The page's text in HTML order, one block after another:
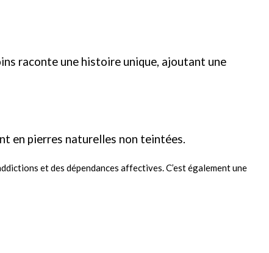
raconte une histoire unique, ajoutant une
en pierres naturelles non teintées.
et des dépendances affectives. C’est également une